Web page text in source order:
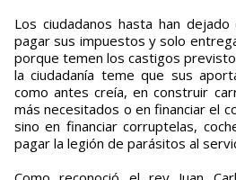
Los ciudadanos hasta han
pagar sus impuestos y solo
porque temen los castigos
la ciudadanía teme que sus
como antes creía, en construir
más necesitados o en financiar el
sino en financiar corruptelas,
pagar la legión de parásitos al